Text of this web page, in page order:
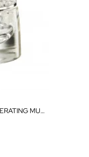
AQ MELIORITY INTENSIVE REGENERATING MULTI-CREAM 45 ML